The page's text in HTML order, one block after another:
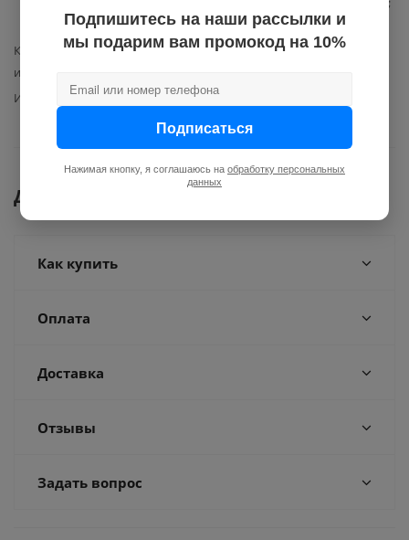
упаковка.
Класс точности по показателям
измерителя
2,5
Импульсный выход
Документы
Как купить
Оплата
Доставка
Отзывы
Задать вопрос
Подпишитесь на наши рассылки и
мы подарим вам промокод на 10%
Подписаться
Нажимая кнопку, я соглашаюсь на обработку персональных
данных